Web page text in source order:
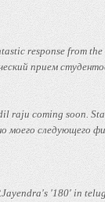
response from
прием
raju coming soon.
моего следующего
'180' in